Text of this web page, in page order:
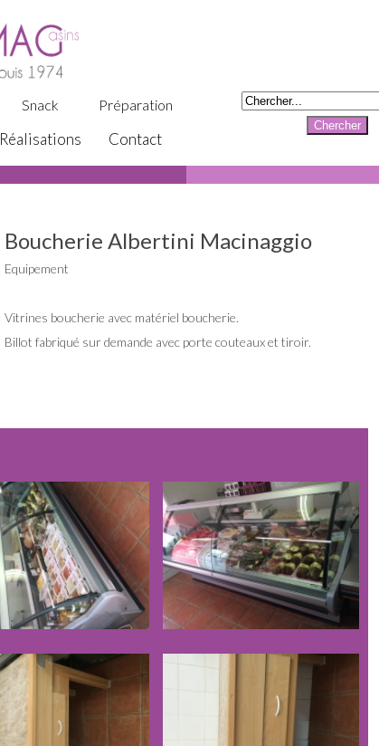
Snack
Préparation
Réalisations Contact
Boucherie Albertini Macinaggio
Equipement
Vitrines boucherie avec matériel boucherie.
Billot fabriqué sur demande avec porte couteaux et tiroir.